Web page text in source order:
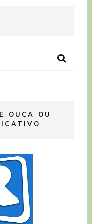
OUÇA OU